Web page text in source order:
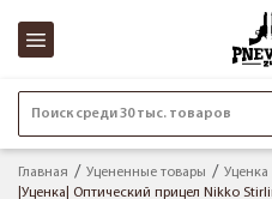
Поиск среди 30 тыс. товаров
Главная Уцененные товары
Уценка
|Уценка| Оптический прицел Nikko